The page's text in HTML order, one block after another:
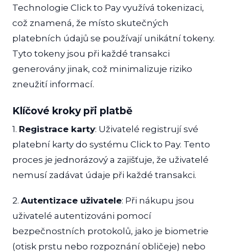
Technologie Click to Pay využívá tokenizaci,
což znamená, že místo skutečných
platebních údajů se používají unikátní tokeny.
Tyto tokeny jsou při každé transakci
generovány jinak, což minimalizuje riziko
zneužití informací.
Klíčové kroky při platbě
1. Registrace karty: Uživatelé registrují své
platební karty do systému Click to Pay. Tento
proces je jednorázový a zajišťuje, že uživatelé
nemusí zadávat údaje při každé transakci.
2. Autentizace uživatele: Při nákupu jsou
uživatelé autentizováni pomocí
bezpečnostních protokolů, jako je biometrie
(otisk prstu nebo rozpoznání obličeje) nebo